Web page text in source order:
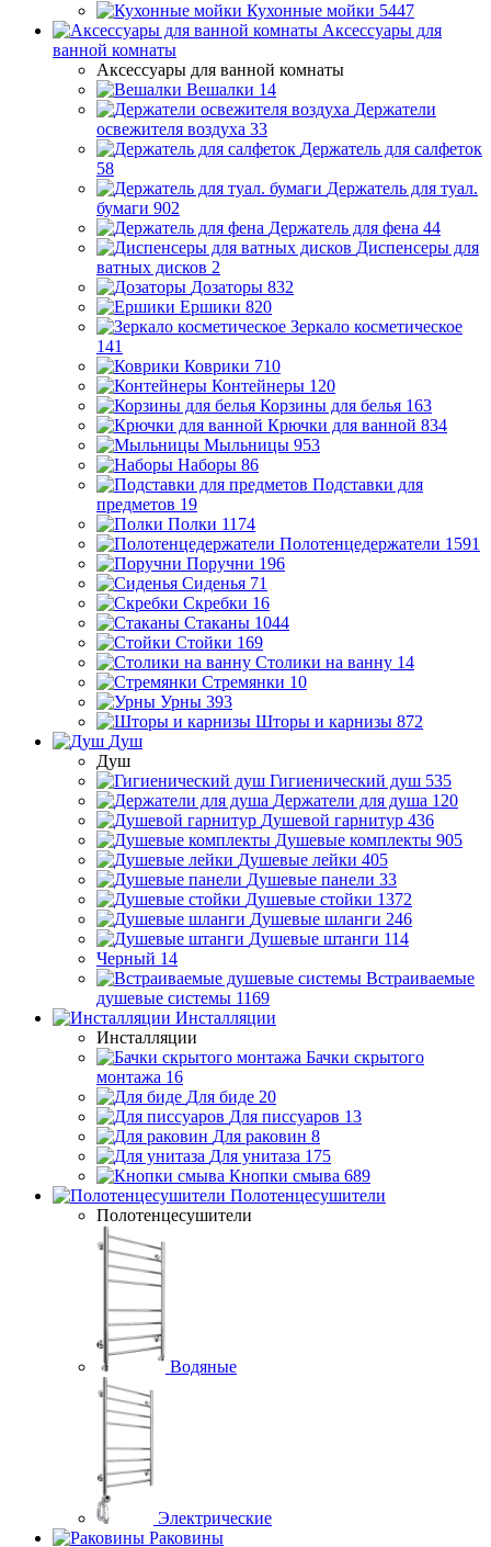
Кухонные мойки 5447
Аксессуары для
ванной комнаты
Аксессуары для ванной комнаты
Вешалки 14
Держатели
освежителя воздуха 33
Держатель для салфеток
58
Держатель для туал.
бумаги 902
Держатель для фена 44
Диспенсеры для
ватных дисков 2
Дозаторы 832
Ершики 820
Зеркало косметическое
141
Коврики 710
Контейнеры 120
Корзины для белья 163
Крючки для ванной 834
Мыльницы 953
Наборы 86
Подставки для
предметов 19
Полки 1174
Полотенцедержатели 1591
Поручни 196
Сиденья 71
Скребки 16
Стаканы 1044
Стойки 169
Столики на ванну 14
Стремянки 10
Урны 393
Шторы и карнизы 872
Душ
Душ
Гигиенический душ 535
Держатели для душа 120
Душевой гарнитур 436
Душевые комплекты 905
Душевые лейки 405
Душевые панели 33
Душевые стойки 1372
Душевые шланги 246
Душевые штанги 114
Черный 14
Встраиваемые
душевые системы 1169
Инсталляции
Инсталляции
Бачки скрытого
монтажа 16
Для биде 20
Для писсуаров 13
Для раковин 8
Для унитаза 175
Кнопки смыва 689
Полотенцесушители
Полотенцесушители
Водяные
Электрические
Раковины